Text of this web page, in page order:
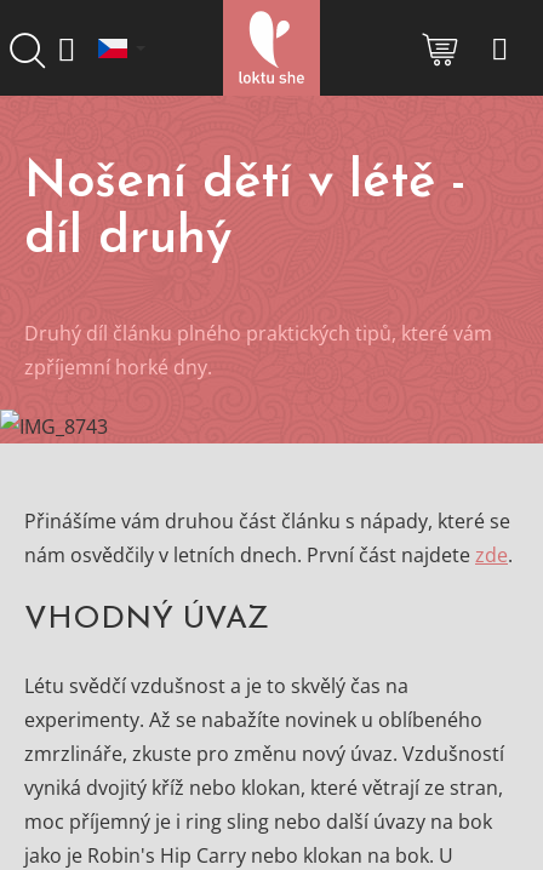
na
obsah
Nošení dětí v létě -
díl druhý
Druhý díl článku plného praktických tipů, které vám
zpříjemní horké dny.
Přinášíme vám druhou část článku s nápady, které se
nám osvědčily v letních dnech. První část najdetezde.
VHODNÝ ÚVAZ
Létu svědčí vzdušnost a je to skvělý čas na
experimenty. Až se nabažíte novinek u oblíbeného
zmrzlináře, zkuste pro změnu nový úvaz. Vzdušností
vyniká dvojitý kříž nebo klokan, které větrají ze stran,
moc příjemný je i ring sling nebo další úvazy na bok
jako je Robin's Hip Carry nebo klokan na bok. U